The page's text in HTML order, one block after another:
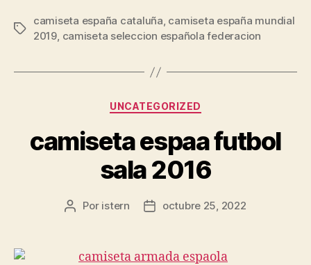
Etiquetas
camiseta españa cataluña, camiseta españa mundial
2019, camiseta seleccion española federacion
Categorías
UNCATEGORIZED
camiseta espaa futbol
sala 2016
Autor
entrada
Por istern
Fecha
entrada
octubre 25, 2022